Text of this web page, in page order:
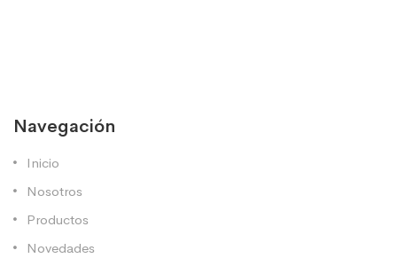
Navegación
Inicio
Nosotros
Productos
Novedades